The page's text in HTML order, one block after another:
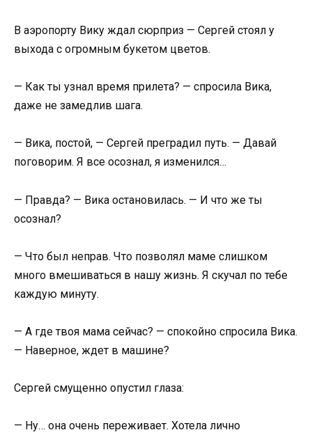
В аэропорту Вику ждал сюрприз — Сергей стоял у
выхода с огромным букетом цветов.
— Как ты узнал время прилета? — спросила Вика,
даже не замедлив шага.
— Вика, постой, — Сергей преградил путь. — Давай
поговорим. Я все осознал, я изменился…
— Правда? — Вика остановилась. — И что же ты
осознал?
— Что был неправ. Что позволял маме слишком
много вмешиваться в нашу жизнь. Я скучал по тебе
каждую минуту.
— А где твоя мама сейчас? — спокойно спросила Вика.
— Наверное, ждет в машине?
Сергей смущенно опустил глаза:
— Ну… она очень переживает. Хотела лично